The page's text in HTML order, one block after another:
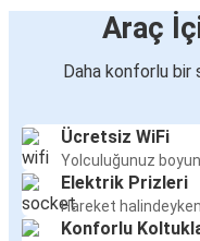
Araç
Daha konforlu bir
Ücretsiz WiFi
Yolculuğunuz
Elektrik Prizleri
Hareket
Konforlu